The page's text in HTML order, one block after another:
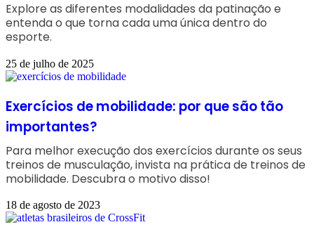
Explore as diferentes modalidades da patinação e
entenda o que torna cada uma única dentro do
esporte.
25 de julho de 2025
Exercícios de mobilidade: por que são tão
importantes?
Para melhor execução dos exercícios durante os seus
treinos de musculação, invista na prática de treinos de
mobilidade. Descubra o motivo disso!
18 de agosto de 2023